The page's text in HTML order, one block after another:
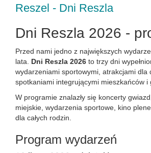
Reszel - Dni Reszla
Dni Reszla 2026 -
Przed nami jedno z największych
lata. Dni Reszla 2026 to trzy dni
wydarzeniami sportowymi, atrakcjami dla
spotkaniami integrującymi mieszkańców i
W programie znalazły się koncerty
miejskie, wydarzenia sportowe, kino
dla całych rodzin.
Program wydarzeń